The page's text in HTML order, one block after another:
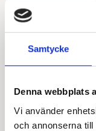
Samtycke
Denna webbplats
Vi använder
och annonserna
Du laddar ner en
HTML-tagg